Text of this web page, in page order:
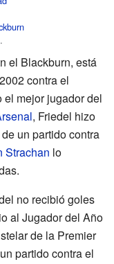
el Blackburn, está
contra el
mejor jugador del
, Friedel hizo
un partido contra
Strachan lo
no recibió goles
al Jugador del Año
de la Premier
partido contra el